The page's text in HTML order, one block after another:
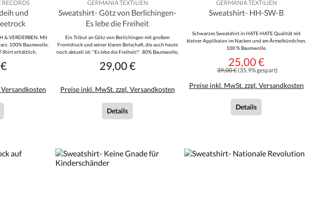
RECORDS
und
& VERDERBEN. Mit
100% Baumwolle.
Shirt erhältlich.
Preis:
GERMANIA TEXTILIEN
Sweatshirt- Götz von Berlichingen-
Es lebe die Freiheit
Ein Tribut an Götz von Berlichingen mit großem
Frontdruck und seiner klaren Botschaft, die auch heute
noch aktuell ist: "Es lebe die Freiheit!". 80% Baumwolle,
Regulärer Preis:
29,00 €
Preise inkl. MwSt. zzgl. Versandkosten
Details
GERMANIA TEXTILIEN
Sweatshirt- HH-SW-B
Schwarzes Sweatshirt in HATE-HATE Qualität mit
kleiner Applikaion im Nacken und am Ärmelbündchen.
100 % Baumwolle.
Verkaufspreis:
25,00 €
Regulärer Preis:
39,00 €(35.9% gespart)
Preise inkl. MwSt. zzgl. Versandkosten
Details